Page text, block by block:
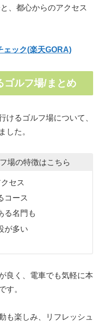
、都心からのアクセス
ェック(楽天GORA)
ゴルフ場/まとめ
けるゴルフ場について、
した。
場の特徴はこちら
セス
コース
る名門も
が多い
良く、電車でも気軽に本
す。
も楽しみ、リフレッシュ